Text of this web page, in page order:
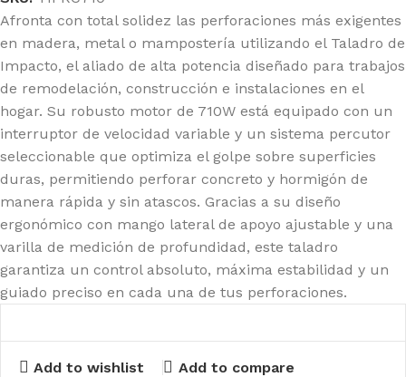
Afronta con total solidez las perforaciones más exigentes
en madera, metal o mampostería utilizando el Taladro de
Impacto, el aliado de alta potencia diseñado para trabajos
de remodelación, construcción e instalaciones en el
hogar. Su robusto motor de 710W está equipado con un
interruptor de velocidad variable y un sistema percutor
seleccionable que optimiza el golpe sobre superficies
duras, permitiendo perforar concreto y hormigón de
manera rápida y sin atascos. Gracias a su diseño
ergonómico con mango lateral de apoyo ajustable y una
varilla de medición de profundidad, este taladro
garantiza un control absoluto, máxima estabilidad y un
guiado preciso en cada una de tus perforaciones.
Add to wishlist Add to compare